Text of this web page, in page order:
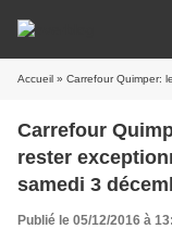
Accueil » Carrefour Quimper: le travail du
Carrefour
rester
samedi 3
Publié le 05/12/2016 à